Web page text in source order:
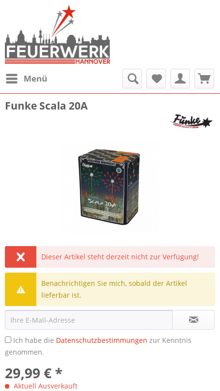
Menü
Funke Scala 20A
Dieser Artikel steht derzeit nicht zur Verfügung!
Benachrichtigen Sie mich, sobald der Artikel
lieferbar ist.
Ich habe die Datenschutzbestimmungen zur Kenntnis
genommen.
29,99 € *
Aktuell Ausverkauft